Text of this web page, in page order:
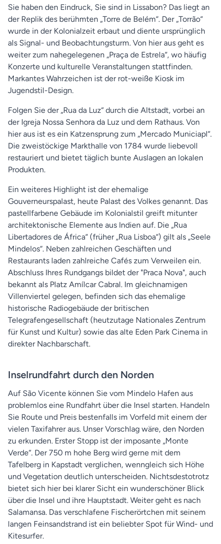
Sie haben den Eindruck, Sie sind in Lissabon? Das liegt an
der Replik des berühmten „Torre de Belém“. Der „Torrão“
wurde in der Kolonialzeit erbaut und diente ursprünglich
als Signal- und Beobachtungsturm. Von hier aus geht es
weiter zum nahegelegenen „Praça de Estrela“, wo häufig
Konzerte und kulturelle Veranstaltungen stattfinden.
Markantes Wahrzeichen ist der rot-weiße Kiosk im
Jugendstil-Design.
Folgen Sie der „Rua da Luz“ durch die Altstadt, vorbei an
der Igreja Nossa Senhora da Luz und dem Rathaus. Von
hier aus ist es ein Katzensprung zum „Mercado Municiapl“.
Die zweistöckige Markthalle von 1784 wurde liebevoll
restauriert und bietet täglich bunte Auslagen an lokalen
Produkten.
Ein weiteres Highlight ist der ehemalige
Gouverneurspalast, heute Palast des Volkes genannt. Das
pastellfarbene Gebäude im Kolonialstil greift mitunter
architektonische Elemente aus Indien auf. Die „Rua
Libertadores de África“ (früher „Rua Lisboa“) gilt als „Seele
Mindelos“. Neben zahlreichen Geschäften und
Restaurants laden zahlreiche Cafés zum Verweilen ein.
Abschluss Ihres Rundgangs bildet der "Praca Nova", auch
bekannt als Platz Amílcar Cabral. Im gleichnamigen
Villenviertel gelegen, befinden sich das ehemalige
historische Radiogebäude der britischen
Telegrafengesellschaft (heutzutage Nationales Zentrum
für Kunst und Kultur) sowie das alte Eden Park Cinema in
direkter Nachbarschaft.
Inselrundfahrt durch den Norden
Auf São Vicente können Sie vom Mindelo Hafen aus
problemlos eine Rundfahrt über die Insel starten. Handeln
Sie Route und Preis bestenfalls im Vorfeld mit einem der
vielen Taxifahrer aus. Unser Vorschlag wäre, den Norden
zu erkunden. Erster Stopp ist der imposante „Monte
Verde“. Der 750 m hohe Berg wird gerne mit dem
Tafelberg in Kapstadt verglichen, wenngleich sich Höhe
und Vegetation deutlich unterscheiden. Nichtsdestotrotz
bietet sich hier bei klarer Sicht ein wunderschöner Blick
über die Insel und ihre Hauptstadt. Weiter geht es nach
Salamansa. Das verschlafene Fischerörtchen mit seinem
langen Feinsandstrand ist ein beliebter Spot für Wind- und
Kitesurfer.